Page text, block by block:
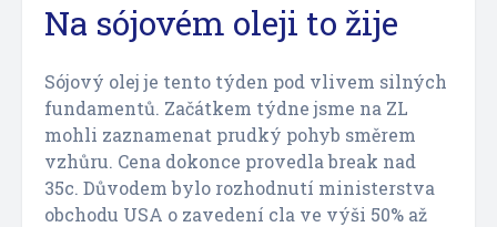
Na sójovém oleji to žije
Sójový olej je tento týden pod vlivem silných
fundamentů. Začátkem týdne jsme na ZL
mohli zaznamenat prudký pohyb směrem
vzhůru. Cena dokonce provedla break nad
35c. Důvodem bylo rozhodnutí ministerstva
obchodu USA o zavedení cla ve výši 50% až